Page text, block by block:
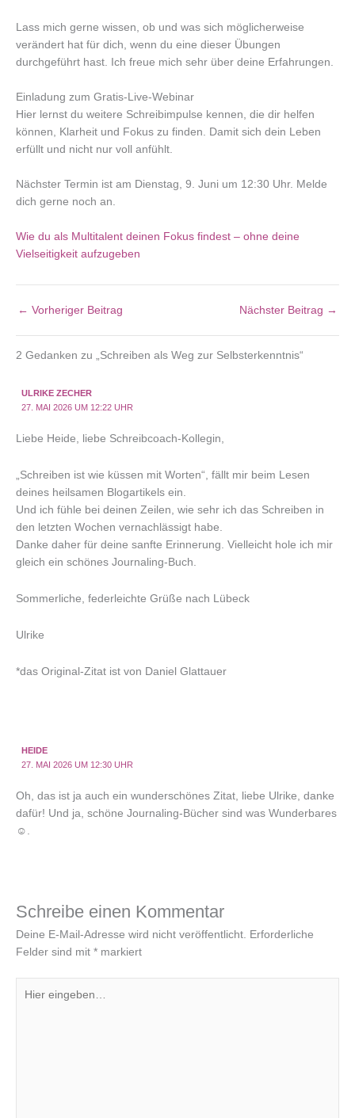
Lass mich gerne wissen, ob und was sich möglicherweise
verändert hat für dich, wenn du eine dieser Übungen
durchgeführt hast. Ich freue mich sehr über deine Erfahrungen.
Einladung zum Gratis-Live-Webinar
Hier lernst du weitere Schreibimpulse kennen, die dir helfen
können, Klarheit und Fokus zu finden. Damit sich dein Leben
erfüllt und nicht nur voll anfühlt.
Nächster Termin ist am Dienstag, 9. Juni um 12:30 Uhr. Melde
dich gerne noch an.
Wie du als Multitalent deinen Fokus findest – ohne deine
Vielseitigkeit aufzugeben
← Vorheriger Beitrag Nächster Beitrag →
2 Gedanken zu „Schreiben als Weg zur Selbsterkenntnis“
ULRIKE ZECHER
27. MAI 2026 UM 12:22 UHR
Liebe Heide, liebe Schreibcoach-Kollegin,
„Schreiben ist wie küssen mit Worten“, fällt mir beim Lesen
deines heilsamen Blogartikels ein.
Und ich fühle bei deinen Zeilen, wie sehr ich das Schreiben in
den letzten Wochen vernachlässigt habe.
Danke daher für deine sanfte Erinnerung. Vielleicht hole ich mir
gleich ein schönes Journaling-Buch.
Sommerliche, federleichte Grüße nach Lübeck
Ulrike
*das Original-Zitat ist von Daniel Glattauer
HEIDE
27. MAI 2026 UM 12:30 UHR
Oh, das ist ja auch ein wunderschönes Zitat, liebe Ulrike, danke
dafür! Und ja, schöne Journaling-Bücher sind was Wunderbares
☺️.
Schreibe einen Kommentar
Deine E-Mail-Adresse wird nicht veröffentlicht. Erforderliche
Felder sind mit * markiert
eingeben…